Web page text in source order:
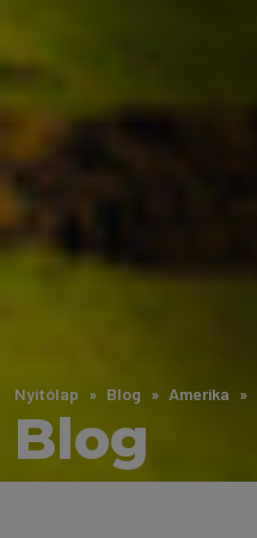
Nyitólap Blog Amerika
Blog